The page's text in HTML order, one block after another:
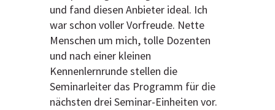
und fand diesen Anbieter ideal. Ich
war schon voller Vorfreude. Nette
Menschen um mich, tolle Dozenten
und nach einer kleinen
Kennenlernrunde stellen die
Seminarleiter das Programm für die
nächsten drei Seminar-Einheiten vor.